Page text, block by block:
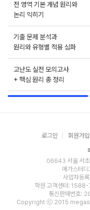
전 영역 기본 개념 원리와
논리 익히기
기출 문제 분석과
원리와 유형별 적용 심화
고난도 실전 모의고사
+ 핵심 원리 총 정리
로그인 회원가입
06643 서울 서초
메가스터
사업자등
학원 고객센터:
통신판매번호:
Copyright ⓒ 2015